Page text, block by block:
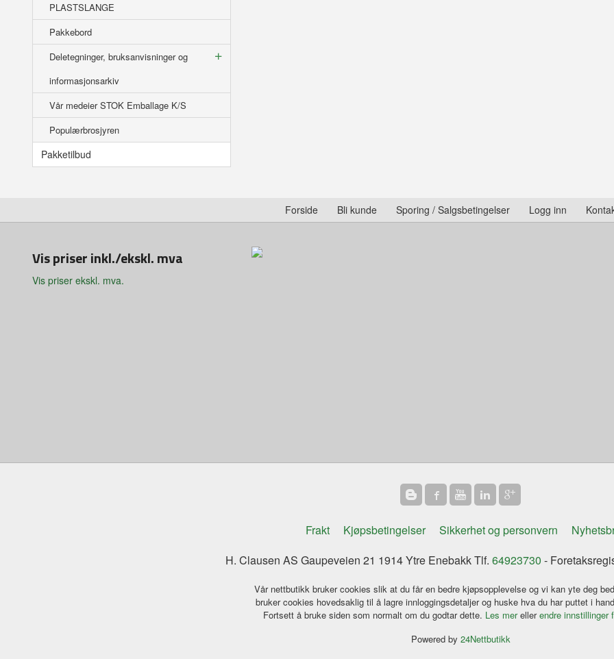
PLASTSLANGE
Pakkebord
Deletegninger, bruksanvisninger og
informasjonsarkiv
Vår medeier STOK Emballage K/S
Populærbrosjyren
Pakketilbud
Forside Bli kunde Sporing / Salgsbetingelser Logg inn
Vis priser inkl./ekskl. mva
Vis priser ekskl. mva.
Frakt Kjøpsbetingelser Sikkerhet og personvern
H. Clausen AS Gaupeveien 21 1914 Ytre Enebakk Tlf. 64923730 -
Vår nettbutikk bruker cookies slik at du får en bedre kjøpsopplevelse og vi kan yte deg
bruker cookies hovedsaklig til å lagre innloggingsdetaljer og huske hva du har puttet i
Fortsett å bruke siden som normalt om du godtar dette. Les merellerendre innstillinger
Powered by 24Nettbutikk